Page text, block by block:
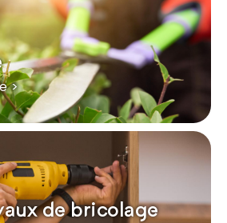
>
de bricolage